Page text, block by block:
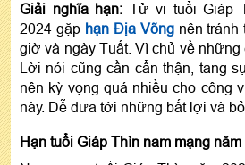
Giải nghĩa hạn: Tử vi tuổi Giáp
2024 gặp hạn Địa Võngnên tránh
giờ và ngày Tuất. Vì chủ về những
Lời nói cũng cần cẩn thận, tang
nên kỳ vọng quá nhiều cho công
này. Dễ đưa tới những bất lợi và
Hạn tuổi Giáp Thìn nam mạng năm